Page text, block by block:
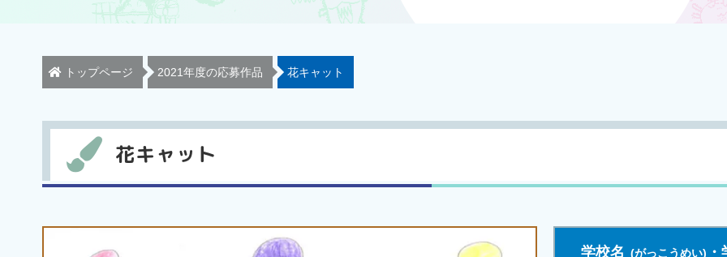
トップページ 2021年度の応募作品 花キャット
花キャット
学校名 ・